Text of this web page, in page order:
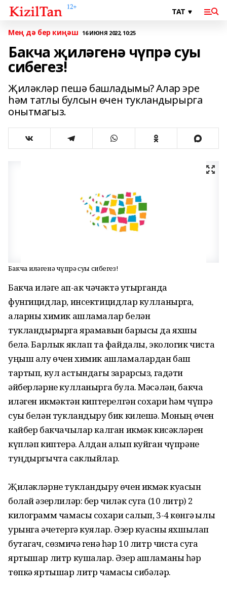
Мең дә бер киңәш 16 ИЮНЯ 2022, 10:25
Бакча җиләгенә чүпрә суы
сибегез!
Җиләкләр пешә башладымы? Алар эре
һәм татлы булсын өчен тукландырырга
онытмагыз.
Бакча җиләгенә чүпрә суы сибегез!
Бакча җиләге ап-ак чәчәктә утырганда
фунгицидлар, инсектицидлар кулланырга,
аларны химик ашламалар белән
тукландырырга ярамавын барысы да яхшы
белә. Барлык яклап та файдалы, экологик чиста
уңыш алу өчен химик ашламалардан баш
тартып, кул астындагы зарарсыз, гадәти
әйберләрне кулланырга була. Мәсәлән, бакча
җиләген икмәктән киптерелгән сохари һәм чүпрә
суы белән тукландыру бик килешә. Моның өчен
кайбер бакчачылар калган икмәк кисәкләрен
күпләп киптерә. Алдан алып куйган чүпрәне
туңдыргычта саклыйлар.
Җиләкләрне тукландыру өчен икмәк куасын
болай әзерлиләр: бер чиләк суга (10 литр) 2
килограмм чамасы сохари салып, 3-4 көнгә җылы
урынга әчетергә куялар. Әзер куасны яхшылап
бутагач, сөзмичә генә һәр 10 литр чиста суга
яртышар литр кушалар. Әзер ашламаны һәр
төпкә яртышар литр чамасы сибәләр.